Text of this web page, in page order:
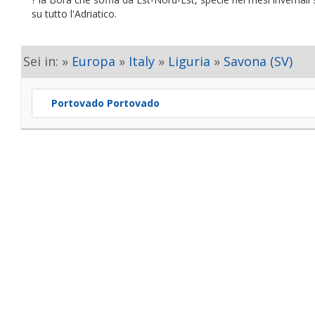
su tutto l'Adriatico.
Sei in: » Europa » Italy » Liguria » Savona (SV)
Portovado Portovado